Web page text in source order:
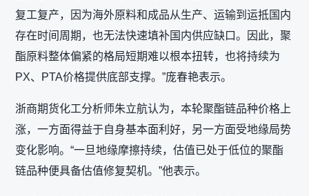
复工复产，因为海外原料和成品从生产、运输到运抵国内
存在时间周期，也无法快速填补国内供应缺口。因此，聚
酯原料整体偏紧的格局短期难以根本扭转，也将持续为
PX、PTA价格提供底部支撑。”庞春艳表示。
浙商期货化工分析师朱立航认为，本轮聚酯链品种价格上
涨，一方面得益于自身基本面利好，另一方面受地缘局势
变化影响。“一旦地缘摩擦持续，估值已处于低位的聚酯
链品种便具备估值修复契机。”他表示。